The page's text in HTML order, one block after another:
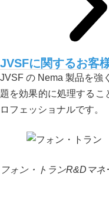
JVSFに関するお客
JVSF の Nema 製品を強
題を効果的に処理する
ロフェッショナルです。
フォン・トランR&Dマネ